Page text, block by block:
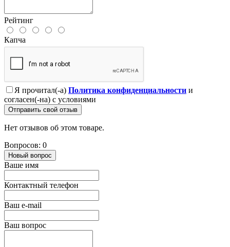
Рейтинг
Капча
Я прочитал(-а) Политика конфиденциальности и
согласен(-на) с условиями
Отправить свой отзыв
Нет отзывов об этом товаре.
Вопросов: 0
Новый вопрос
Ваше имя
Контактный телефон
Ваш e-mail
Ваш вопрос